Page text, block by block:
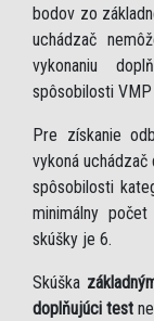
bodov zo
uchádzač
vykonaniu
spôsobilosti
Pre získanie
vykoná
spôsobilosti
minimálny
skúšky je 6.
Skúška
doplňujúci test